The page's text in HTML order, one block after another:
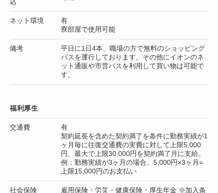
込
ネット環境
有
寮部屋で使用可能
備考
平日に1日4本、職場の方で無料のショッピング
バスを運行しております。その他にイオンのネ
ット通販や市営バスを利用して買い物は可能で
す。
福利厚生
交通費
有
契約延長を含めた契約満了を条件に勤務実績が1
ヶ月毎に往復交通費の実費に対して上限5,000
円、最大で上限30,000円を契約満了月に支給。
例：勤務実績が3ヶ月の場合、5,000円×3ヶ月=
上限15,000円のお支払い
社会保険 雇用保険・労災・健康保険・厚生年金 ※加入条